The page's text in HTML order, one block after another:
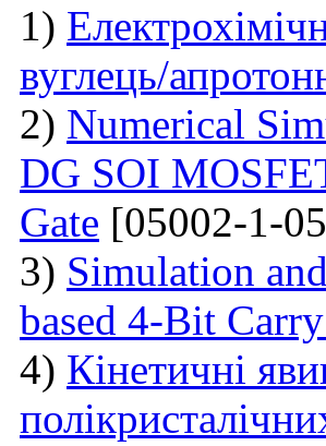
1)
вуглець/
2) Numerical
DG SOI
Gate [05002-1-
3) Simulation
based 4-Bit
4) Кінетичні